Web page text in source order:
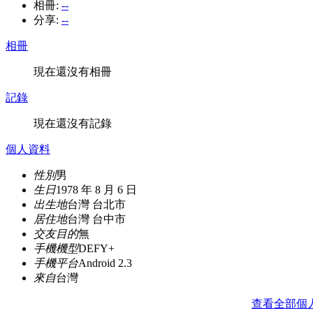
相冊: --
分享: --
相冊
現在還沒有相冊
記錄
現在還沒有記錄
個人資料
性別男
生日1978 年 8 月 6 日
出生地台灣 台北市
居住地台灣 台中市
交友目的無
手機機型DEFY+
手機平台Android 2.3
來自台灣
查看全部個